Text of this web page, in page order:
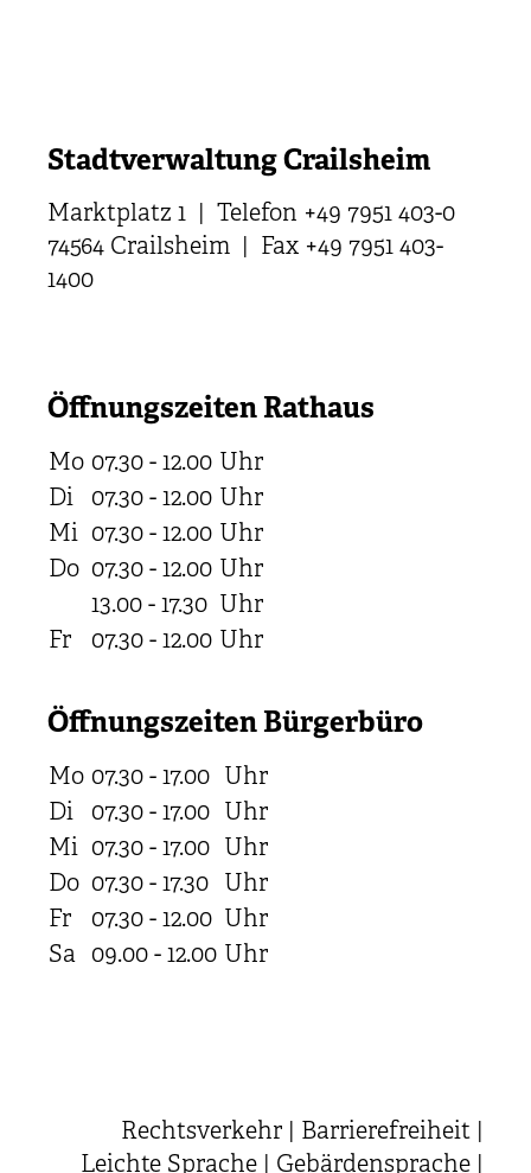
Stadtverwaltung Crailsheim
Marktplatz 1 | Telefon +49 7951 403-0
74564 Crailsheim | Fax +49 7951 403-
1400
Öffnungszeiten Rathaus
Mo 07.30 - 12.00 Uhr
Di
07.30 - 12.00 Uhr
Mi 07.30 - 12.00 Uhr
Do 07.30 - 12.00 Uhr
13.00 - 17.30 Uhr
Fr
07.30 - 12.00 Uhr
Öffnungszeiten Bürgerbüro
Mo 07.30 - 17.00 Uhr
Di
07.30 - 17.00 Uhr
Mi 07.30 - 17.00 Uhr
Do 07.30 - 17.30 Uhr
Fr
07.30 - 12.00 Uhr
Sa 09.00 - 12.00 Uhr
Rechtsverkehr Barrierefreiheit
Leichte Sprache
Gebärdensprache